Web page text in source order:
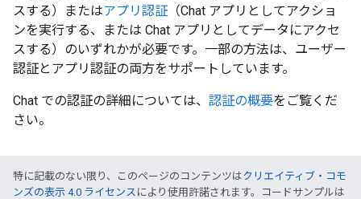
スする）またはアプリ認証 （Chat アプリとしてアクショ
ンを実行する、または Chat アプリとしてデータにアクセ
スする）のいずれかが必要です。一部の方法は、ユーザー
認証とアプリ認証の両方をサポートしています。
Chat での認証の詳細については、 認証の概要をご覧くだ
さい。
特に記載のない限り、このページのコンテンツはクリエイティブ・コモ
ンズの表示 4.0 ライセンス により使用許諾されます。コードサンプルは